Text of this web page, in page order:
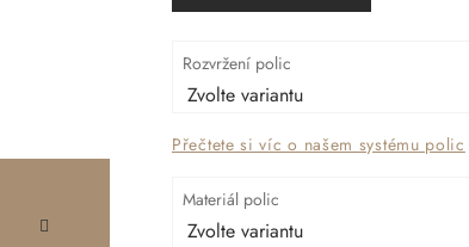
Rozvržení polic
Přečtete si víc o našem systému polic
Materiál polic